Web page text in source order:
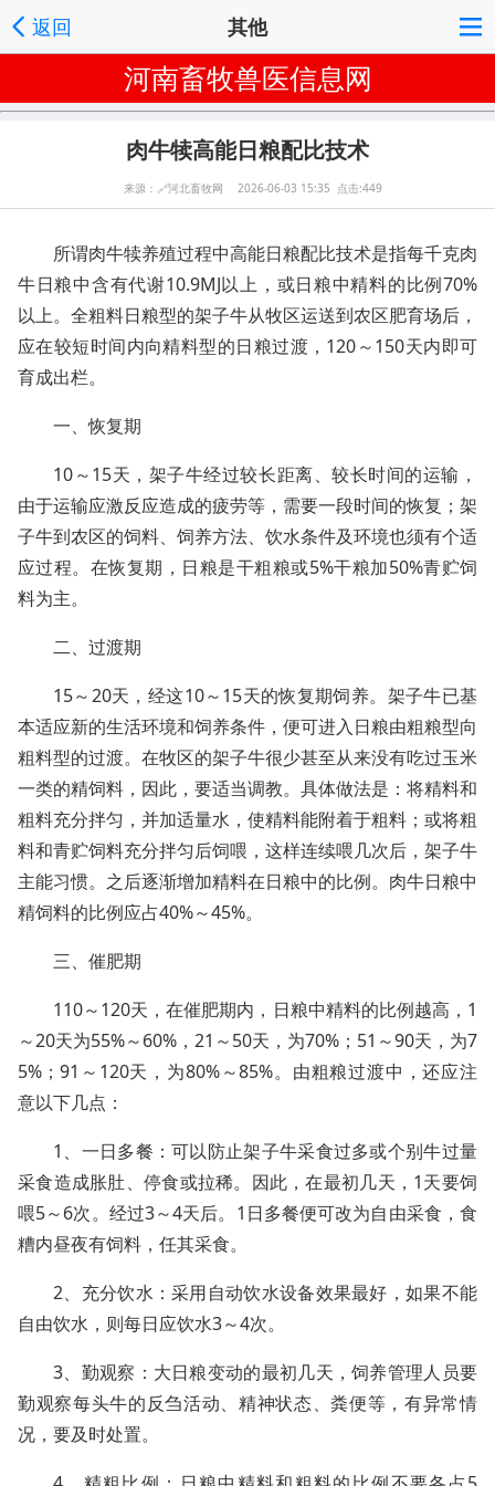
返回 其他
河南畜牧兽医信息网
肉牛犊高能日粮配比技术
来源： 🔗河北畜牧网 2026-06-03 15:35 点击:449
所谓肉牛犊养殖过程中高能日粮配比技术是指每千克肉
牛日粮中含有代谢10.9MJ以上，或日粮中精料的比例70%
以上。全粗料日粮型的架子牛从牧区运送到农区肥育场后，
应在较短时间内向精料型的日粮过渡，120～150天内即可
育成出栏。
一、恢复期
10～15天，架子牛经过较长距离、较长时间的运输，
由于运输应激反应造成的疲劳等，需要一段时间的恢复；架
子牛到农区的饲料、饲养方法、饮水条件及环境也须有个适
应过程。在恢复期，日粮是干粗粮或5%干粮加50%青贮饲
料为主。
二、过渡期
15～20天，经这10～15天的恢复期饲养。架子牛已基
本适应新的生活环境和饲养条件，便可进入日粮由粗粮型向
粗料型的过渡。在牧区的架子牛很少甚至从来没有吃过玉米
一类的精饲料，因此，要适当调教。具体做法是：将精料和
粗料充分拌匀，并加适量水，使精料能附着于粗料；或将粗
料和青贮饲料充分拌匀后饲喂，这样连续喂几次后，架子牛
主能习惯。之后逐渐增加精料在日粮中的比例。肉牛日粮中
精饲料的比例应占40%～45%。
三、催肥期
110～120天，在催肥期内，日粮中精料的比例越高，1
～20天为55%～60%，21～50天，为70%；51～90天，为7
5%；91～120天，为80%～85%。由粗粮过渡中，还应注
意以下几点：
1、一日多餐：可以防止架子牛采食过多或个别牛过量
采食造成胀肚、停食或拉稀。因此，在最初几天，1天要饲
喂5～6次。经过3～4天后。1日多餐便可改为自由采食，食
糟内昼夜有饲料，任其采食。
2、充分饮水：采用自动饮水设备效果最好，如果不能
自由饮水，则每日应饮水3～4次。
3、勤观察：大日粮变动的最初几天，饲养管理人员要
勤观察每头牛的反刍活动、精神状态、粪便等，有异常情
况，要及时处置。